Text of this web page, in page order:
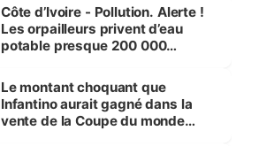
Côte d’Ivoire - Pollution. Alerte !
Les orpailleurs privent d’eau
potable presque 200 000
Le montant choquant que
Infantino aurait gagné dans la
vente de la Coupe du monde